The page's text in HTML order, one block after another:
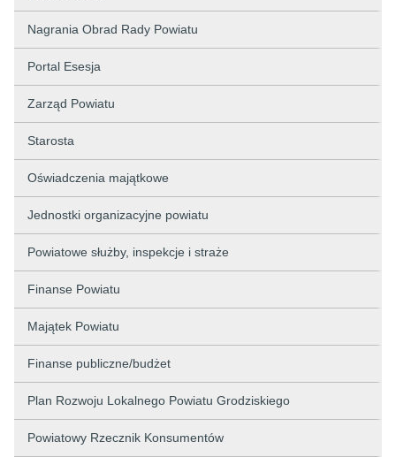
Nagrania Obrad Rady Powiatu
Portal Esesja
Zarząd Powiatu
Starosta
Oświadczenia majątkowe
Jednostki organizacyjne powiatu
Powiatowe służby, inspekcje i straże
Finanse Powiatu
Majątek Powiatu
Finanse publiczne/budżet
Plan Rozwoju Lokalnego Powiatu Grodziskiego
Powiatowy Rzecznik Konsumentów